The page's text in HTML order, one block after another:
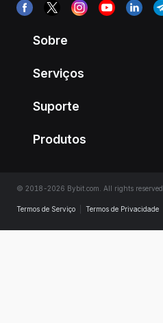
Sobre
Serviços
Suporte
Produtos
© 2018-2026 Bybit.com. All rights reserved.
Termos de Serviço Termos de Privacidade